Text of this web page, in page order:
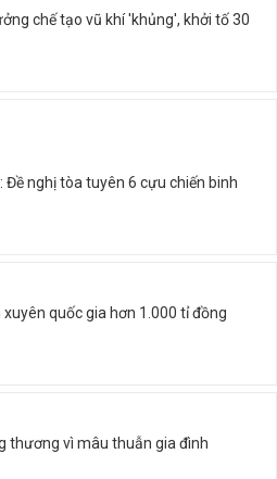
chế tạo vũ khí 'khủng', khởi tố 30
Đề nghị tòa tuyên 6 cựu chiến binh
quốc gia hơn 1.000 tỉ đồng
thương vì mâu thuẫn gia đình